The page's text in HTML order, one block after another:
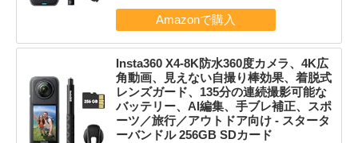
Insta360 X4-8K防水360度カメラ、4K広
角動画、見えない自撮り棒効果、着脱式
レンズガード、135分の連続撮影可能な
バッテリー、AI編集、手ブレ補正、スポ
ーツ／旅行／アウトドア向け - スタータ
ーバンドル 256GB SDカード